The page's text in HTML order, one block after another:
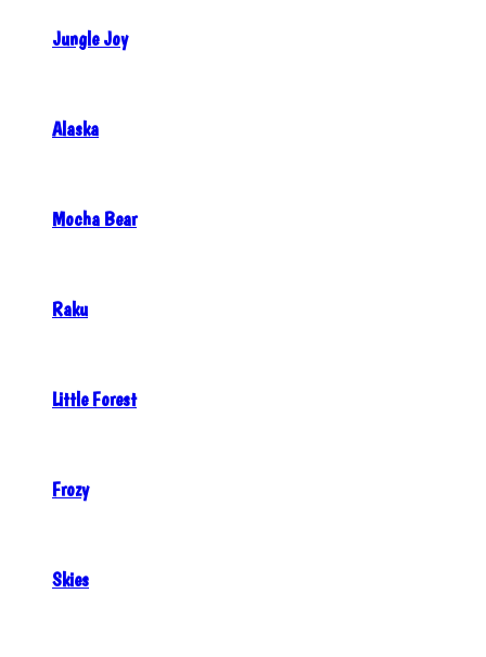
Jungle Joy
Alaska
Mocha Bear
Raku
Little Forest
Frozy
Skies